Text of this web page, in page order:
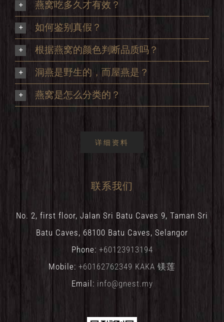
燕窝吃多久才有效？
如何鉴别真假？
根据燕窝的颜色判断品质吗？
洞燕是野生的，而屋燕是？
燕窝是怎么分类的？
详细资料
联系我们
No. 2, first floor, Jalan Sri Batu Caves 9, Taman Sri
Batu Caves, 68100 Batu Caves, Selangor
Phone: +60123913194
Mobile: +60162762349 KAKA 镁莲
Email: info@gnest.my